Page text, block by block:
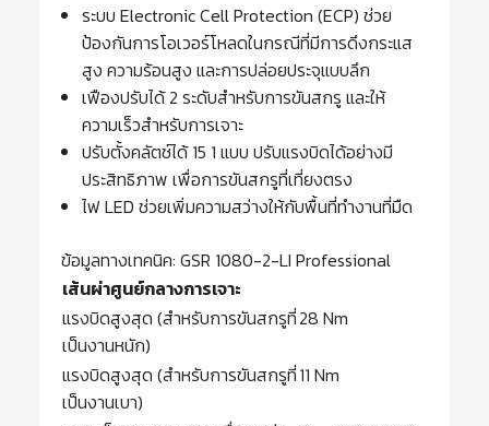
ระบบ Electronic Cell Protection (ECP) ช่วย
ป้องกันการโอเวอร์โหลดในกรณีที่มีการดึงกระแส
สูง ความร้อนสูง และการปล่อยประจุแบบลึก
เฟืองปรับได้ 2 ระดับสำหรับการขันสกรู และให้
ความเร็วสำหรับการเจาะ
ปรับตั้งคลัตช์ได้ 15 1 แบบ ปรับแรงบิดได้อย่างมี
ประสิทธิภาพ เพื่อการขันสกรูที่เที่ยงตรง
ไฟ LED ช่วยเพิ่มความสว่างให้กับพื้นที่ทำงานที่มืด
ข้อมูลทางเทคนิค: GSR 1080-2-LI Professional
แรงบิดสูงสุด (สำหรับการขันสกรูที่
เป็นงานหนัก)
28 Nm
แรงบิดสูงสุด (สำหรับการขันสกรูที่
เป็นงานเบา)
11 Nm
เส้นผ่าศูนย์กลางการเจาะ